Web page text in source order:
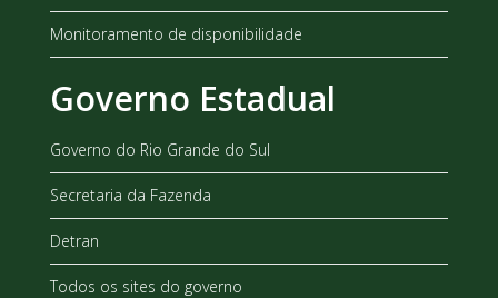
Monitoramento de disponibilidade
Governo Estadual
Governo do Rio Grande do Sul
Secretaria da Fazenda
Detran
Todos os sites do governo